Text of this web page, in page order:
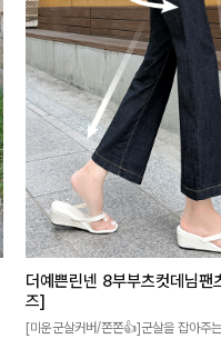
더예쁜린넨 8부부츠컷데님팬
즈]
[미운군살커버/쫀쫀👍]군살을 잡아주